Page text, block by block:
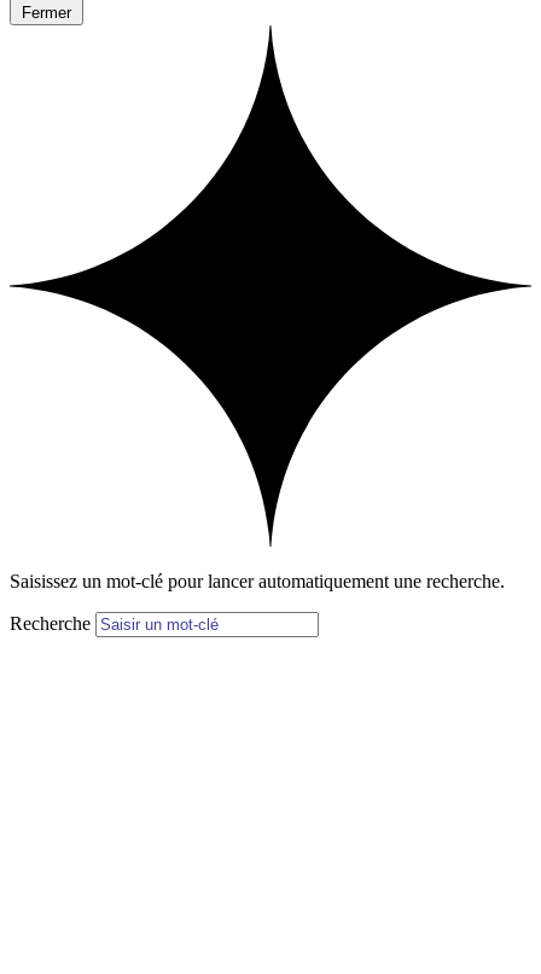
Fermer
Saisissez un mot-clé pour lancer automatiquement une recherche.
Recherche